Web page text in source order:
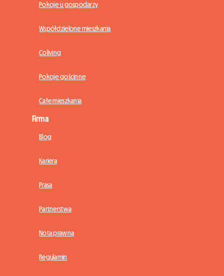
Pokoje u gospodarzy
Współdzielone mieszkania
Coliving
Pokoje gościnne
Całe mieszkania
Firma
Blog
Kariera
Prasa
Partnerstwa
Nota prawna
Regulamin